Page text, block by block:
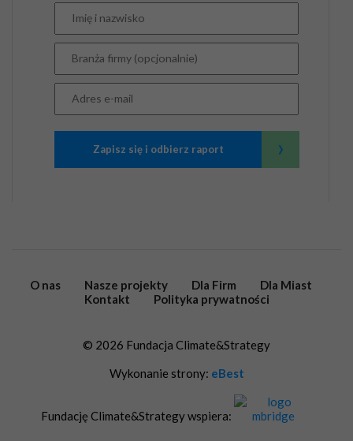
Zapisz się i odbierz raport ›
O nas Nasze projekty Dla Firm
Dla Miast
Kontakt
Polityka prywatności
© 2026 Fundacja Climate&Strategy
Wykonanie strony: eBest
Fundację Climate&Strategy wspiera: